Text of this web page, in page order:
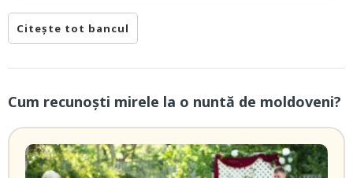
Citește tot bancul
Cum recunoşti mirele la o nuntă de moldoveni?